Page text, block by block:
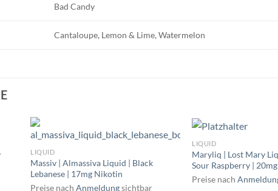
Bad Candy
Cantaloupe, Lemon & Lime, Watermelon
LIQUID
Massiv | Almassiva Liquid | Black
Lebanese | 17mg Nikotin
Preise nachAnmeldungsichtbar
LIQUID
Maryliq | Lost Mary
Sour Raspberry | 20mg
Preise nach